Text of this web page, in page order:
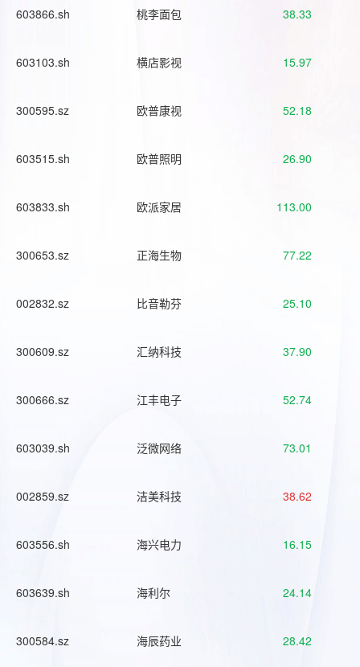
603866.sh 桃李面包 38.33
603103.sh 横店影视 15.97
300595.sz 欧普康视 52.18
603515.sh 欧普照明 26.90
603833.sh 欧派家居 113.00
300653.sz 正海生物 77.22
002832.sz 比音勒芬 25.10
300609.sz 汇纳科技 37.90
300666.sz 江丰电子 52.74
603039.sh 泛微网络 73.01
002859.sz 洁美科技 38.62
603556.sh 海兴电力 16.15
603639.sh 海利尔 24.14
300584.sz 海辰药业 28.42